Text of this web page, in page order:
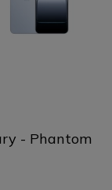
- Phantom